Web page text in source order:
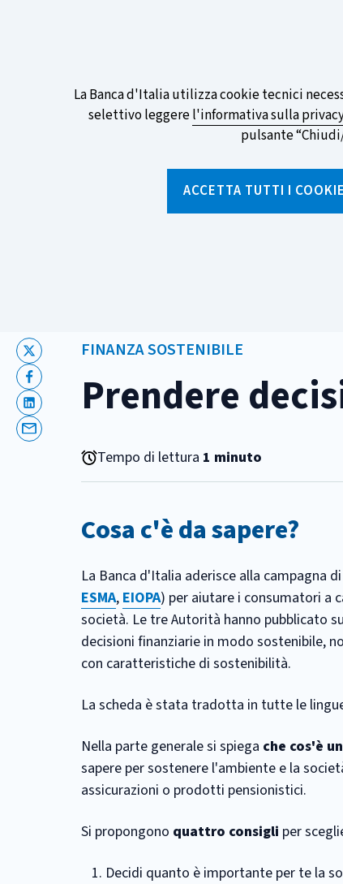
Informativa
La Banca d'Italia utilizza cookie tecnici
selettivo leggerel'informativa sulla privacy
pulsante
ACCETTA TUTTI I COOKIE
Version
Partecipa al sondaggio della BCE
preferita!
X
Facebook
Linkedin
Email
Prendere
CATEGORIA:
FINANZA SOSTENIBILE
Tempo di lettura 1 minuto
Cosa c'è da sapere?
La Banca d'Italia aderisce alla campagna
ESMA, EIOPA) per aiutare i consumatori a
società. Le tre Autorità hanno pubblicato
decisioni finanziarie in modo sostenibile,
con caratteristiche di sostenibilità.
La scheda è stata tradotta in tutte le
Nella parte generale si spiega che cos'è
sapere per sostenere l'ambiente e la
assicurazioni o prodotti pensionistici.
Si propongono quattro consigli per
Decidi quanto è importante per te la